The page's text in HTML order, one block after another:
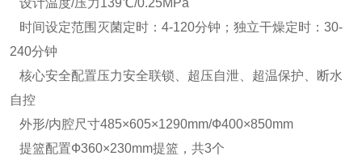
设计温度/压力139℃/0.25MPa
时间设定范围灭菌定时：4-120分钟；独立干燥定时：30-
240分钟
核心安全配置压力安全联锁、超压自泄、超温保护、断水
自控
外形/内腔尺寸485×605×1290mm/Ф400×850mm
提篮配置Ф360×230mm提篮，共3个